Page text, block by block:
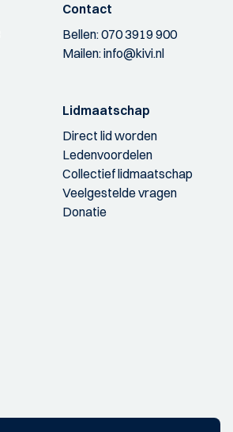
Contact
Bellen:070 3919 900
Mailen:info@kivi.nl
Lidmaatschap
Direct lid worden
Ledenvoordelen
Collectief lidmaatschap
Veelgestelde vragen
Donatie